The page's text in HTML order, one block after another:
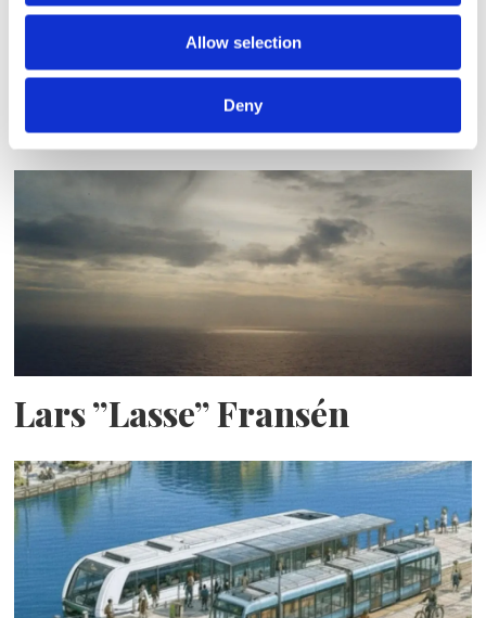
Allow selection
Deny
Sirius tar leverans av
nybygge
Lars ”Lasse” Fransén